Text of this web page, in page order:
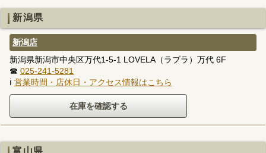
新潟県
新潟店
新潟県新潟市中央区万代1-5-1 LOVELA（ラブラ）万代 6F
☎ 025-241-5281
ℹ 営業時間・店休日・アクセス情報はこちら